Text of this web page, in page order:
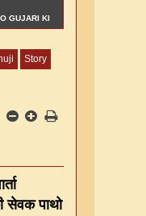
GUJARI KI
Story
सेवक पाथो